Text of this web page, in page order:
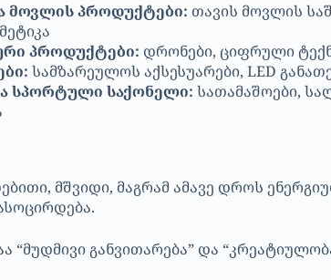
მოვლის პროდუქტები: თავის მოვლის
პროდუქტები: დრონები, ციფრული
სამზარეულოს აქსესუარები, LED
სპორტული საქონელი: სათამაშოები,
მშვიდი, მაგრამ ამავე დროს
“მუდმივი განვითარება” და